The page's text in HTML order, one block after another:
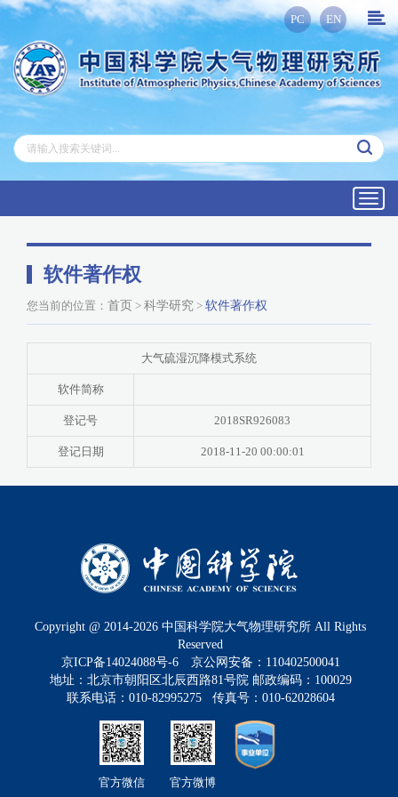
PC EN
软件著作权
您当前的位置： 首页 > 科学研究 > 软件著作权
大气硫湿沉降模式系统
软件简称
登记号 2018SR926083
登记日期 2018-11-20 00:00:01
Copyright @ 2014-2026 中国科学院大气物理研究所 All Rights
Reserved
京ICP备14024088号-6
京公网安备：110402500041
地址：北京市朝阳区北辰西路81号院 邮政编码：100029
联系电话：010-82995275 传真号：010-62028604
官方微信 官方微博